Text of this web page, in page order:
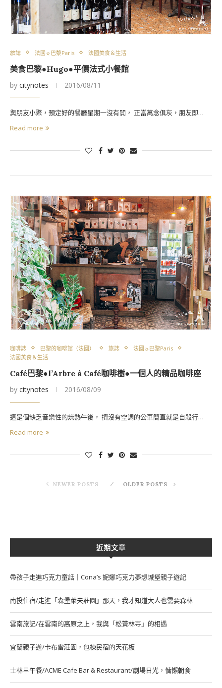
旅誌 法國☼巴黎Paris 法國美食＆生活
美食巴黎●Hugo●平價法式小餐館
by citynotes 2016/08/11
與朋友小聚，預定好的餐廳星期一沒有開， 正當萬念俱灰，朋友即…
Read more
咖啡誌 巴黎的咖啡館（法國） 旅誌
法國☼巴黎Paris
法國美食＆生活
Café巴黎●l’Arbre à Café咖啡樹●一個人的精品咖啡座
by citynotes 2016/08/09
這是個缺乏音樂性的燥熱午後， 擠沒有空調的公車簡直就是自殺行…
Read more
NEWER POSTS OLDER POSTS
近期文章
帶孩子走進巧克力童話｜Cona’s 妮娜巧克力夢想城堡親子遊記
南投住宿/走進「森堡萊夫莊園」那天，我才知道大人也需要森林
雲南旅記/在雲南的高原之上，我與「松贊林寺」的相遇
宜蘭親子遊/卡布雷莊園，包棟民宿的天花板
士林早午餐/ACME Cafe Bar & Restaurant/劇場日光，慵懶朝食